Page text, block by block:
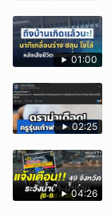
01:00
02:25
04:26